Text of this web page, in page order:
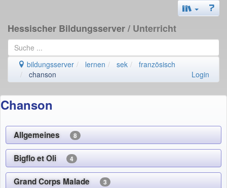
Hessischer Bildungsserver/ Unterricht
bildungsserver lernen sek
französisch
chanson
Login
Chanson
Allgemeines 8
Bigflo et Oli 4
Grand Corps Malade 3